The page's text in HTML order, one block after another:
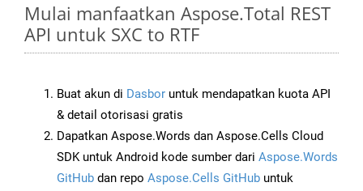
Mulai manfaatkan Aspose.Total REST
API untuk SXC to RTF
Buat akun di Dasbor untuk mendapatkan kuota API
& detail otorisasi gratis
Dapatkan Aspose.Words dan Aspose.Cells Cloud
SDK untuk Android kode sumber dari Aspose.Words
GitHub dan repo Aspose.Cells GitHub untuk